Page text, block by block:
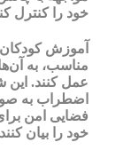
خود را کنترل
آموزش
مناسب، به
عمل کنند. این
اضطراب به
فضایی امن
خود را بیان